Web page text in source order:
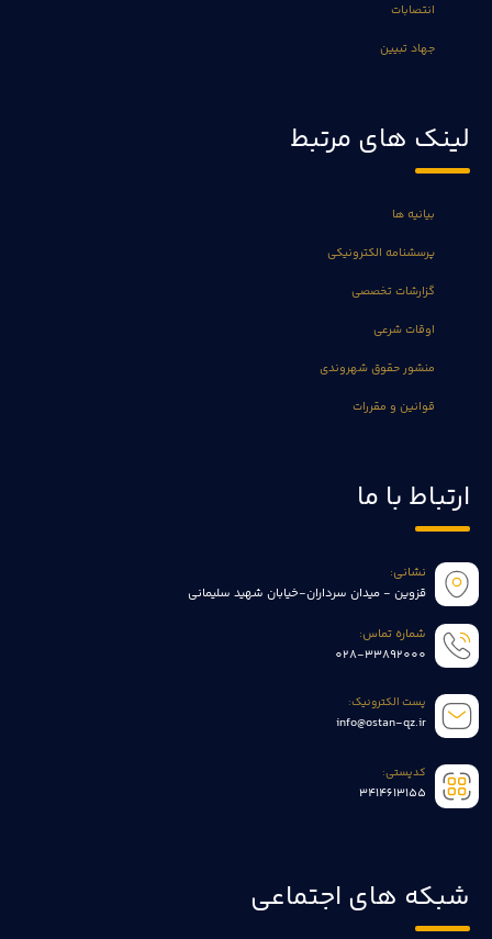
انتصابات
جهاد تبیین
لینک های مرتبط
بیانیه ها
پرسشنامه الکترونیکی
گزارشات تخصصی
اوقات شرعی
منشور حقوق شهروندی
قوانین و مقررات
ارتباط با ما
نشانی:
قزوین - میدان سرداران-خیابان شهید سلیمانی
شماره تماس:
028-33892000
پست الکترونیک:
info@ostan-qz.ir
کدپستی:
3414613155
شبکه های اجتماعی